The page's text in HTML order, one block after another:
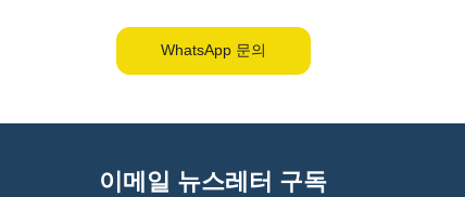
WhatsApp 문의
이메일 뉴스레터 구독